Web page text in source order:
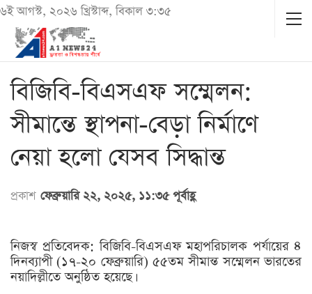
৬ই আগস্ট, ২০২৬ খ্রিস্টাব্দ, বিকাল ৩:৩৫
বিজিবি-বিএসএফ সম্মেলন:
সীমান্তে স্থাপনা-বেড়া নির্মাণে
নেয়া হলো যেসব সিদ্ধান্ত
প্রকাশ ফেব্রুয়ারি ২২, ২০২৫, ১১:৩৫ পূর্বাহ্ণ
নিজস্ব প্রতিবেদক: বিজিবি-বিএসএফ মহাপরিচালক পর্যায়ের ৪
দিনব্যাপী (১৭-২০ ফেব্রুয়ারি) ৫৫তম সীমান্ত সম্মেলন ভারতের
নয়াদিল্লীতে অনুষ্ঠিত হয়েছে।